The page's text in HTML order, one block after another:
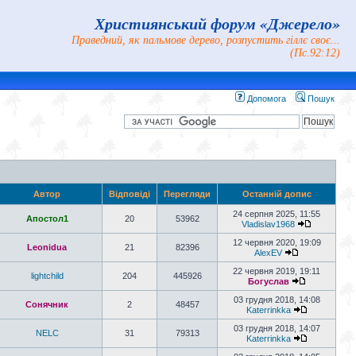
Християнський форум «Джерело»
Праведний, як пальмове дерево, розпустить гіллє своє...
(Пс.92:12)
Допомога Пошук
Автор Відповіді Перегляди Останній допис
Апостол1 20 53962
24 серпня 2025, 11:55
Vladislav1968
Leonidua 21 82396
12 червня 2020, 19:09
AlexEV
lightchild 204 445926
22 червня 2019, 19:11
Богуслав
Сонячник 2 48457
03 грудня 2018, 14:08
Katerrinkka
NELC 31 79313
03 грудня 2018, 14:07
Katerrinkka